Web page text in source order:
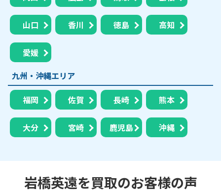
山口 香川 徳島 高知
愛媛
九州・沖縄エリア
福岡 佐賀 長崎 熊本
大分 宮崎 鹿児島 沖縄
岩橋英遠を買取のお客様の声